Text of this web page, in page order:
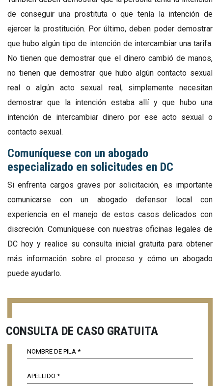
de conseguir una prostituta o que tenía la intención de
ejercer la prostitución. Por último, deben poder demostrar
que hubo algún tipo de intención de intercambiar una tarifa.
No tienen que demostrar que el dinero cambió de manos,
no tienen que demostrar que hubo algún contacto sexual
real o algún acto sexual real, simplemente necesitan
demostrar que la intención estaba allí y que hubo una
intención de intercambiar dinero por ese acto sexual o
contacto sexual.
Comuníquese con un abogado
especializado en solicitudes en DC
Si enfrenta cargos graves por solicitación, es importante
comunicarse con un abogado defensor local con
experiencia en el manejo de estos casos delicados con
discreción. Comuníquese con nuestras oficinas legales de
DC hoy y realice su consulta inicial gratuita para obtener
más información sobre el proceso y cómo un abogado
puede ayudarlo.
CONSULTA DE CASO GRATUITA